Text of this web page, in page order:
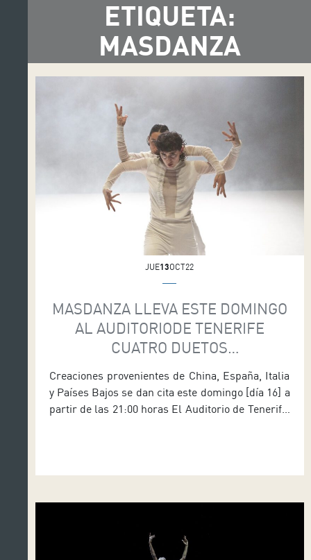
ETIQUETA:
MASDANZA
JUE13OCT22
MASDANZA LLEVA ESTE DOMINGO
AL AUDITORIODE TENERIFE
CUATRO DUETOS
Creaciones provenientes de China, España, Italia
y Países Bajos se dan cita este domingo [día 16] a
partir de las 21:00 horas El Auditorio de Tenerife,
horas la Extensión Tenerife […]